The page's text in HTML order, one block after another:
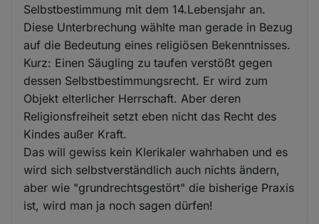
Selbstbestimmung mit dem 14.Lebensjahr an.
Diese Unterbrechung wählte man gerade in Bezug
auf die Bedeutung eines religiösen Bekenntnisses.
Kurz: Einen Säugling zu taufen verstößt gegen
dessen Selbstbestimmungsrecht. Er wird zum
Objekt elterlicher Herrschaft. Aber deren
Religionsfreiheit setzt eben nicht das Recht des
Kindes außer Kraft.
Das will gewiss kein Klerikaler wahrhaben und es
wird sich selbstverständlich auch nichts ändern,
aber wie "grundrechtsgestört" die bisherige Praxis
ist, wird man ja noch sagen dürfen!